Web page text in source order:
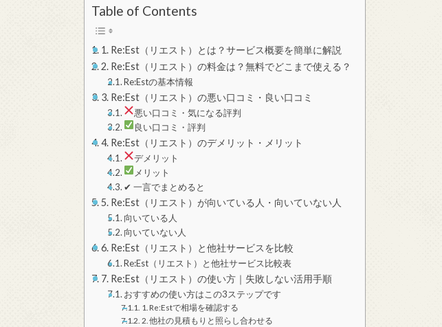
Table of Contents
1. Re:Est（リエスト）とは？サービス概要を簡単に解説
2. Re:Est（リエスト）の料金は？無料でどこまで使える？
Re:Estの基本情報
3. Re:Est（リエスト）の悪い口コミ・良い口コミ
悪い口コミ・気になる評判
良い口コミ・評判
4. Re:Est（リエスト）のデメリット・メリット
デメリット
メリット
✔ 一言でまとめると
5. Re:Est（リエスト）が向いている人・向いていない人
向いている人
向いていない人
6. Re:Est（リエスト）と他社サービスを比較
Re:Est（リエスト）と他社サービス比較表
7. Re:Est（リエスト）の使い方｜失敗しない活用手順
おすすめの使い方はこの3ステップです
1. Re:Estで相場を確認する
2. 他社の見積もりと照らし合わせる